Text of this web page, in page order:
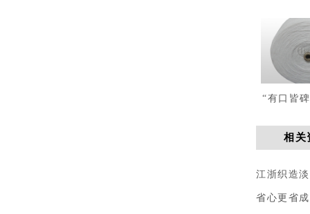
“有口皆
相关
江浙织造
省心更省